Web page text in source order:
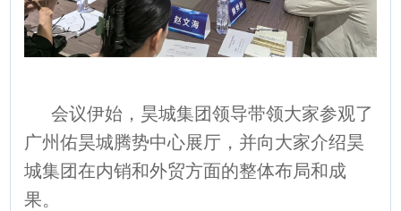
会议伊始，昊城集团领导带领大家参观了
广州佑昊城腾势中心展厅，并向大家介绍昊
城集团在内销和外贸方面的整体布局和成
果。